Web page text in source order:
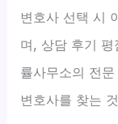
변호사 선택 시
며, 상담 후기
률사무소의 전
변호사를 찾는